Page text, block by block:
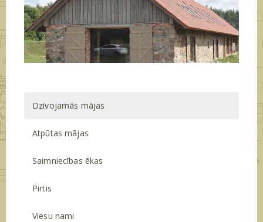
Dzīvojamās mājas
Atpūtas mājas
Saimniecības ēkas
Pirtis
Viesu nami